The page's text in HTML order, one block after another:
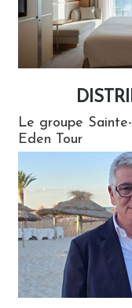
Le groupe
Eden Tour